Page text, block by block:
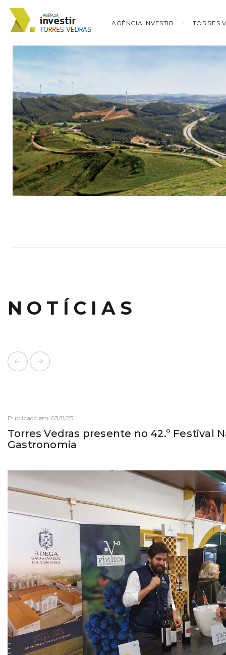
AGÊNCIA INVESTIR TORRES
NOTÍCIAS
Publicado em 03/11/23
Torres Vedras presente no 42.º Festival
Gastronomia